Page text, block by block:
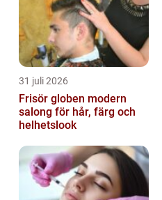
31 juli 2026
Frisör globen modern
salong för hår, färg och
helhetslook